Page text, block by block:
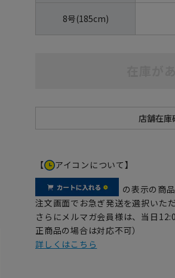
8号(185cm)
【 アイコンについて】
の表示の商品
注文画面でお急ぎ発送を選択いただ
さらにメルマガ会員様は、当日
正商品の場合は対応不可）
詳しくはこちら